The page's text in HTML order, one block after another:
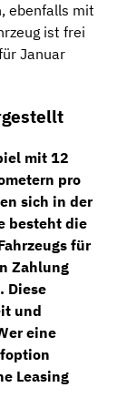
ebenfalls mit
ist frei
Januar
mit 12
pro
sich in der
besteht die
für
Zahlung
. Diese
und
eine
Leasing